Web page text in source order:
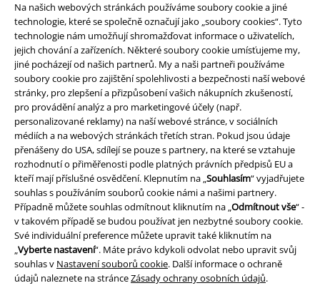
Na našich webových stránkách používáme soubory cookie a jiné
technologie, které se společně označují jako „soubory cookies“. Tyto
technologie nám umožňují shromažďovat informace o uživatelích,
jejich chování a zařízeních. Některé soubory cookie umísťujeme my,
jiné pocházejí od našich partnerů. My a naši partneři používáme
soubory cookie pro zajištění spolehlivosti a bezpečnosti naší webové
stránky, pro zlepšení a přizpůsobení vašich nákupních zkušeností,
pro provádění analýz a pro marketingové účely (např.
personalizované reklamy) na naší webové stránce, v sociálních
médiích a na webových stránkách třetích stran. Pokud jsou údaje
přenášeny do USA, sdílejí se pouze s partnery, na které se vztahuje
rozhodnutí o přiměřenosti podle platných právních předpisů EU a
kteří mají příslušné osvědčení. Klepnutím na „Souhlasím“ vyjadřujete
souhlas s používáním souborů cookie námi a našimi partnery.
Případně můžete souhlas odmítnout kliknutím na „Odmítnout vše“ -
v takovém případě se budou používat jen nezbytné soubory cookie.
Své individuální preference můžete upravit také kliknutím na
„Vyberte nastavení“. Máte právo kdykoli odvolat nebo upravit svůj
souhlas v Nastavení souborů cookie. Další informace o ochraně
údajů naleznete na stránceZásady ochrany osobních údajů.
EMP aplikaci
Stáhněte si novou EMP aplikaci zdarma a využijte všechny nové
funkce a výhody!
A Warner Music Group Company